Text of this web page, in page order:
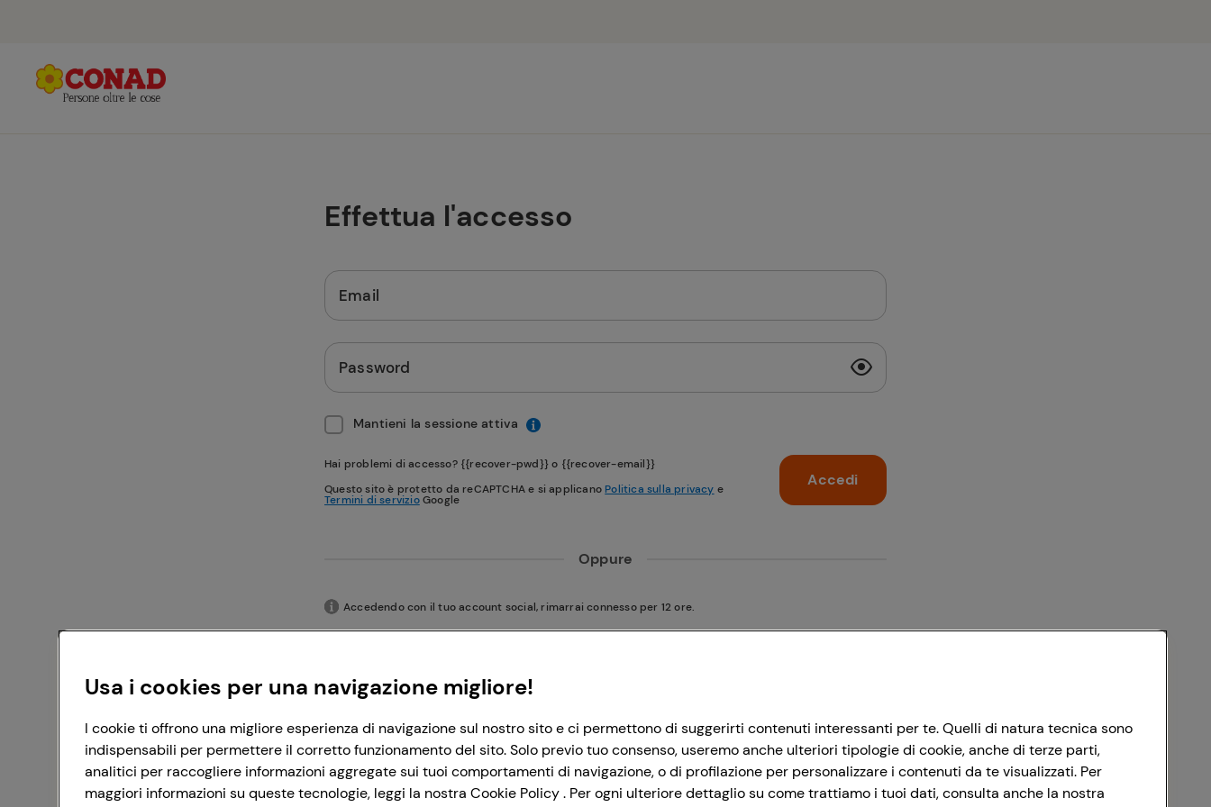
Effettua l'accesso
Email
Password
Mantieni la sessione attiva
Hai problemi di accesso? {{recover-pwd}} o {{recover-email}}
Questo sito è protetto da reCAPTCHA e si applicano Politica sulla privacy e
Termini di servizioGoogle
Accedi
Oppure
Accedendo con il tuo account social, rimarrai connesso per 12 ore.
Accedi con Facebook
Usa i cookies per una navigazione migliore!
I cookie ti offrono una migliore esperienza di navigazione sul nostro sito e ci permettono di suggerirti contenuti interessanti per te. Quelli di natura tecnica sono
indispensabili per permettere il corretto funzionamento del sito. Solo previo tuo consenso, useremo anche ulteriori tipologie di cookie, anche di terze parti,
analitici per raccogliere informazioni aggregate sui tuoi comportamenti di navigazione, o di profilazione per personalizzare i contenuti da te visualizzati. Per
maggiori informazioni su queste tecnologie, leggi la nostra Cookie Policy . Per ogni ulteriore dettaglio su come trattiamo i tuoi dati, consulta anche la nostra